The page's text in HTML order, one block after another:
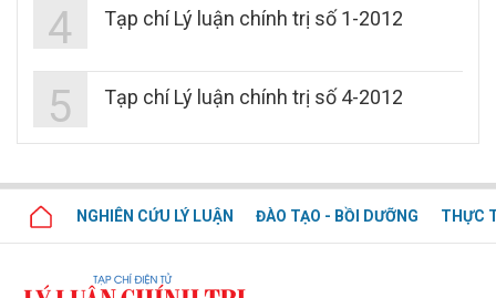
4 Tạp chí Lý luận chính trị số 1-2012
5 Tạp chí Lý luận chính trị số 4-2012
NGHIÊN CỨU LÝ LUẬN ĐÀO TẠO - BỒI DƯỠNG THỰC